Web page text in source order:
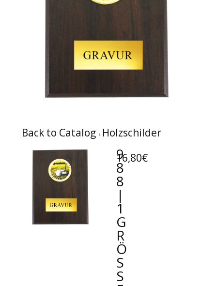
Back to Catalog Holzschilder
9
8
8
|
1
G
R
Ö
SS
E
16,80€